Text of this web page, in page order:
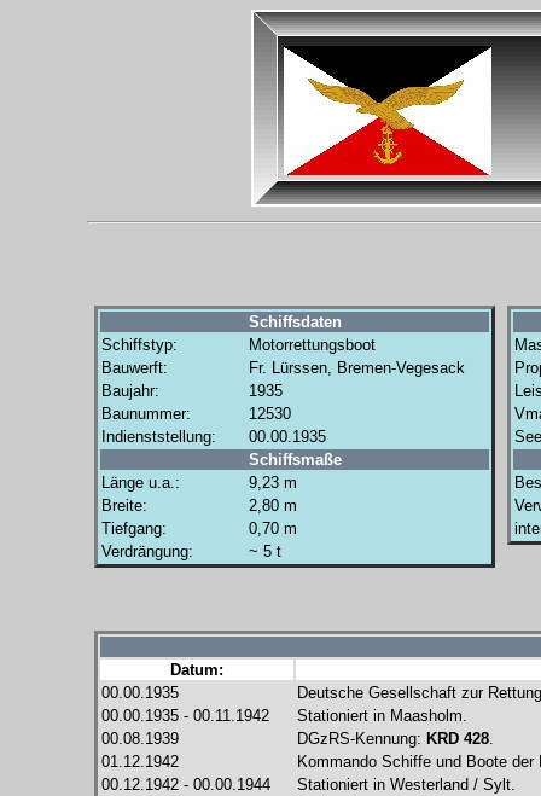
Schiffsdaten
Schiffstyp:
Motorrettungsboot
Bauwerft:
Fr. Lürssen, Bremen-Vegesack
Baujahr:
1935
Baunummer:
12530
Indienststellung:
00.00.1935
Schiffsmaße
Länge u.a.:
9,23 m
Breite:
2,80 m
Tiefgang:
0,70 m
Verdrängung:
~ 5 t
Datum:
00.00.1935
Deutsche Gesellschaft zur
00.00.1935 - 00.11.1942
Stationiert in Maasholm.
00.08.1939
DGzRS-Kennung: KRD 428
01.12.1942
Kommando Schiffe und Boote
00.12.1942 - 00.00.1944
Stationiert in Westerland / Sylt.